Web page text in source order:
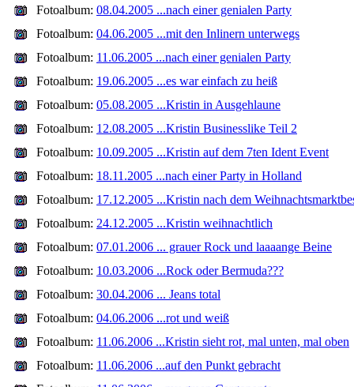
Fotoalbum: 08.04.2005 ...nach einer genialen Party
Fotoalbum: 04.06.2005 ...mit den Inlinern unterwegs
Fotoalbum: 11.06.2005 ...nach einer genialen Party
Fotoalbum: 19.06.2005 ...es war einfach zu heiß
Fotoalbum: 05.08.2005 ...Kristin in Ausgehlaune
Fotoalbum: 12.08.2005 ...Kristin Businesslike Teil 2
Fotoalbum: 10.09.2005 ...Kristin auf dem 7ten Ident Event
Fotoalbum: 18.11.2005 ...nach einer Party in Holland
Fotoalbum: 17.12.2005 ...Kristin nach dem
Fotoalbum: 24.12.2005 ...Kristin weihnachtlich
Fotoalbum: 07.01.2006 ... grauer Rock und laaaange Beine
Fotoalbum: 10.03.2006 ...Rock oder Bermuda???
Fotoalbum: 30.04.2006 ... Jeans total
Fotoalbum: 04.06.2006 ...rot und weiß
Fotoalbum: 11.06.2006 ...Kristin sieht rot, mal unten, mal oben
Fotoalbum: 11.06.2006 ...auf den Punkt gebracht